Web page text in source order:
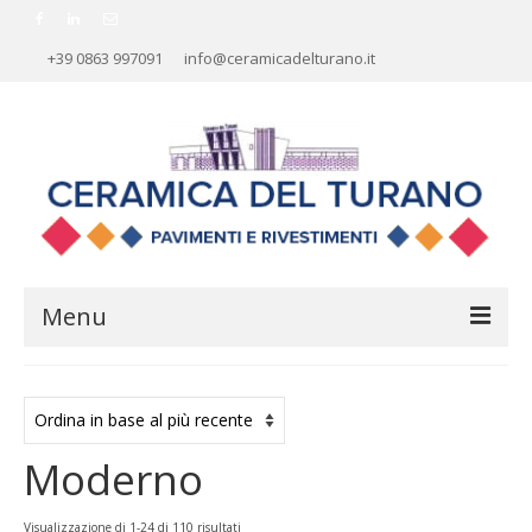
+39 0863 997091 info@ceramicadelturano.it
Menu
AZIENDA
RIVESTIMENTI
Moderno
Visualizzazione di 1-24 di 110 risultati